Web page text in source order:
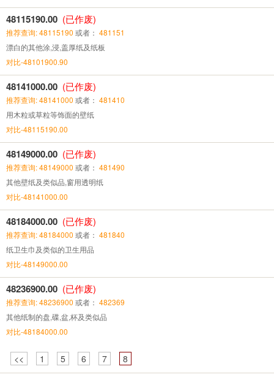
48115190.00 (已作废)
推荐查询: 48115190 或者： 481151
漂白的其他涂,浸,盖厚纸及纸板
对比-48101900.90
48141000.00 (已作废)
推荐查询: 48141000 或者： 481410
用木粒或草粒等饰面的壁纸
对比-48115190.00
48149000.00 (已作废)
推荐查询: 48149000 或者： 481490
其他壁纸及类似品,窗用透明纸
对比-48141000.00
48184000.00 (已作废)
推荐查询: 48184000 或者： 481840
纸卫生巾及类似的卫生用品
对比-48149000.00
48236900.00 (已作废)
推荐查询: 48236900 或者： 482369
其他纸制的盘,碟,盆,杯及类似品
对比-48184000.00
<< 1 5 6 7 8